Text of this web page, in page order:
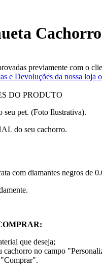
previamente com o
e Devoluções da nossa loja
DO PRODUTO
seu pet. (Foto Ilustrativa).
do seu cachorro.
com diamantes negros de
que deseja;
cachorro no campo